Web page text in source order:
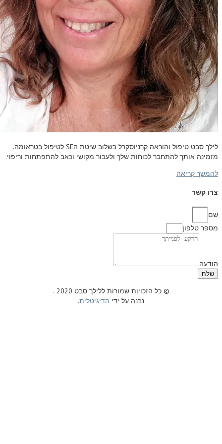
טיפול והוראה קרניוסקרל בשלוב שיטת הSEלטיפול בטראומה.
להתחבר לכוחות שלך ולעבור מקושי וכאב להתפתחות וריפוי.
© כל הזכויות שמורות ללילך סבט 2020 .
נבנה על ידיהדיגיטלית .